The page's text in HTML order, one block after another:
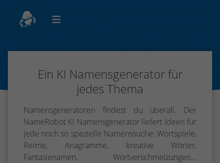
Ein KI Namensgenerator für
jedes Thema
Namensgeneratoren findest du überall. Der
NameRobot KI Namensgenerator liefert Ideen für
jede noch so spezielle Namenssuche: Wortspiele,
Reime, Anagramme, kreative Wörter,
Fantasienamen, Wortverschmelzungen...